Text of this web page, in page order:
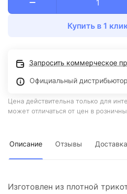
Купить в 1
Запросить коммерческое
Официальный
Цена действительна только для
может отличаться от цен в
Описание Отзывы
Изготовлен из плотной